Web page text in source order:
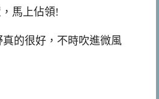
馬上佔領!
真的很好，不時吹進微風